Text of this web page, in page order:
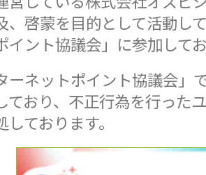
、啓蒙を目的として活動し
イント協議会」に参加して
ーネットポイント協議会」
ており、不正行為を行った
ております。